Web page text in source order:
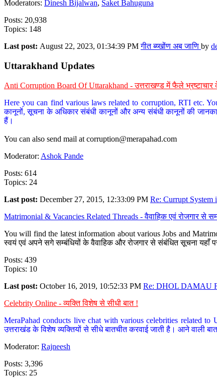
Moderators: Dinesh Bijalwan, Saket Bahuguna
Posts: 20,938
Topics: 148
Last post: August 22, 2023, 01:34:39 PMगीत ब्य्खोंण अब जाणि by
Uttarakhand Updates
Anti Corruption Board Of Uttarakhand - उत्तराखण्ड में फैले
Here you can find various laws related to corruption, RTI etc.
कानूनों, सूचना के अधिकार संबंधी कानूनों और अन्य संबंधी कानूनों की
हैं।
You can also send mail at corruption@merapahad.com
Moderator: Ashok Pande
Posts: 614
Topics: 24
Last post: December 27, 2015, 12:33:09 PM Re: Currupt System
Matrimonial & Vacancies Related Threads - वैवाहिक एवं रोजगार से
You will find the latest information about various Jobs and
स्वयं एवं अपने सगे सम्बंधियों के वैवाहिक और रोजगार से संबंधित सूचना
Posts: 439
Topics: 10
Last post: October 16, 2019, 10:52:33 PM Re: DHOL DAMAU
Celebrity Online - व्यक्ति विशेष से सीधी बात !
MeraPahad conducts live chat with various celebrities related
उत्तराखंड के विशेष व्यक्तियों से सीधे बातचीत करवाई जाती है। आने वाली
Moderator: Rajneesh
Posts: 3,396
Topics: 25